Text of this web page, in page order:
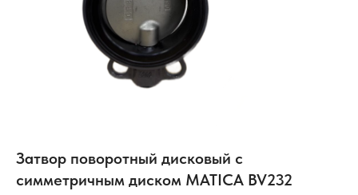
Затвор поворотный дисковый с
симметричным диском MATICA BV232